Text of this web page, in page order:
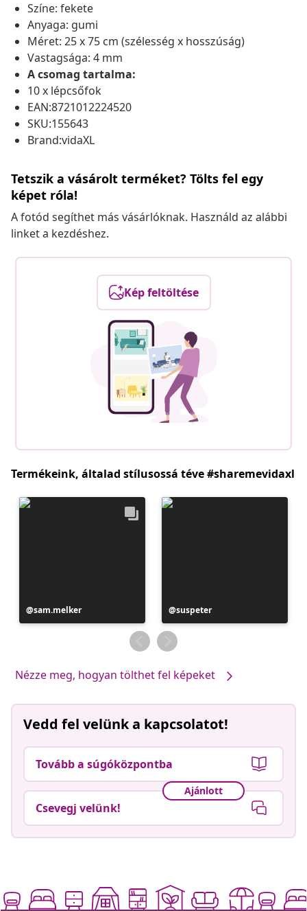
Színe: fekete
Anyaga: gumi
Méret: 25 x 75 cm (szélesség x hosszúság)
Vastagsága: 4 mm
A csomag tartalma:
10 x lépcsőfok
EAN:8721012224520
SKU:155643
Brand:vidaXL
Tetszik a vásárolt terméket? Tölts fel egy
képet róla!
A fotód segíthet más vásárlóknak. Használd az alábbi
linket a kezdéshez.
Kép feltöltése
Termékeink, általad stílusossá téve #sharemevidaxl
Bejegyzés
közzétevője
sam.melker
Bejegyzés
közzétevője
suspeter
Nézze meg, hogyan tölthet fel képeket
Vedd fel velünk a kapcsolatot!
Tovább a súgóközpontba
Ajánlott
Csevegj velünk!